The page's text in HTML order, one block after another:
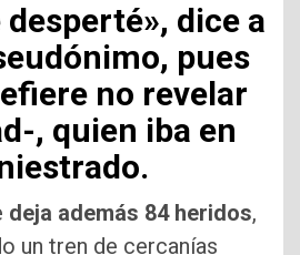
dice a
pues
no revelar
, quien iba en
deja además 84 heridos,
un tren de cercanías